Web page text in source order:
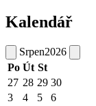
Kalendář
Srpen2026
Po Út St
27 28 29 30
3
4 5 6